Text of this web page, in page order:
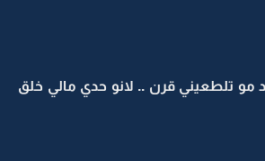
مو تلطعيني قرن .. لانو حدي مالي خلق